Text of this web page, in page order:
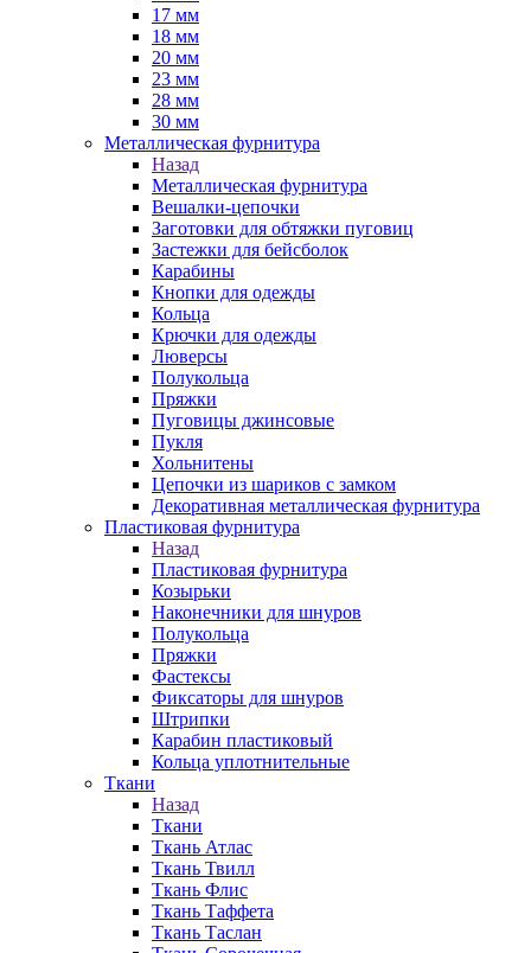
17 мм
18 мм
20 мм
23 мм
28 мм
30 мм
Металлическая фурнитура
Назад
Металлическая фурнитура
Вешалки-цепочки
Заготовки для обтяжки пуговиц
Застежки для бейсболок
Карабины
Кнопки для одежды
Кольца
Крючки для одежды
Люверсы
Полукольца
Пряжки
Пуговицы джинсовые
Пукля
Хольнитены
Цепочки из шариков с замком
Декоративная металлическая фурнитура
Пластиковая фурнитура
Назад
Пластиковая фурнитура
Козырьки
Наконечники для шнуров
Полукольца
Пряжки
Фастексы
Фиксаторы для шнуров
Штрипки
Карабин пластиковый
Кольца уплотнительные
Ткани
Назад
Ткани
Ткань Атлас
Ткань Твилл
Ткань Флис
Ткань Таффета
Ткань Таслан